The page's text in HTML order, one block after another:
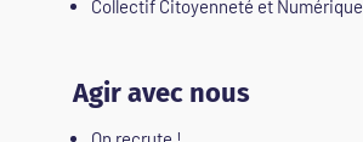
Collectif Citoyenneté et Numérique
Agir avec nous